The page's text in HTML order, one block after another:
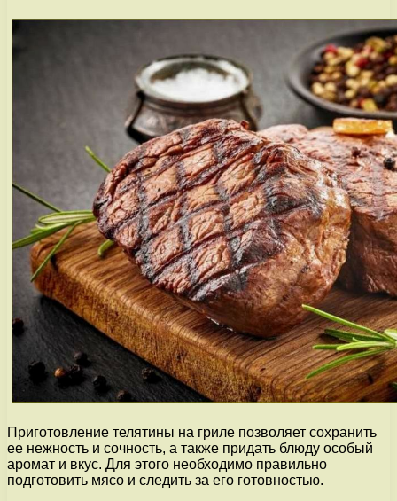
Приготовление телятины на гриле позволяет сохранить
ее нежность и сочность, а также придать блюду особый
аромат и вкус. Для этого необходимо правильно
подготовить мясо и следить за его готовностью.